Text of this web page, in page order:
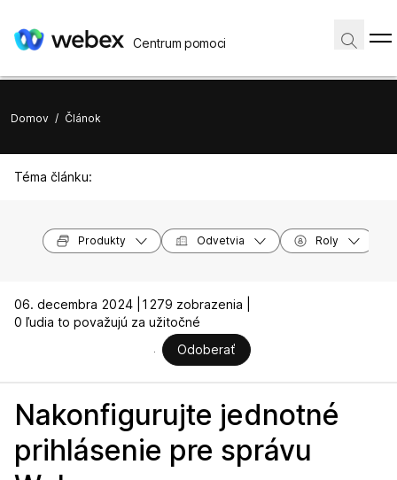
Centrum pomoci
Domov / Článok
Téma článku:
Produkty Odvetvia Roly
06. decembra 2024 |
1279 zobrazenia |
0 ľudia to považujú za užitočné
Odoberať
Nakonfigurujte jednotné
prihlásenie pre správu